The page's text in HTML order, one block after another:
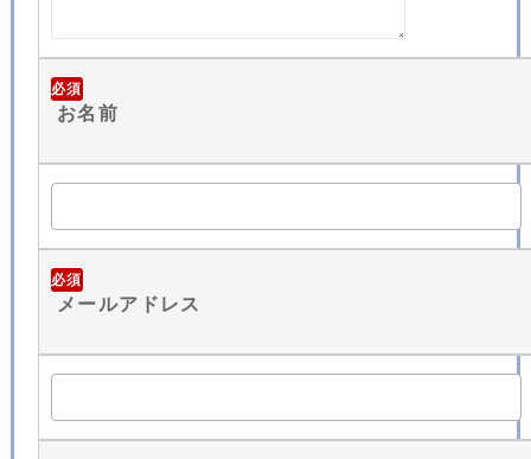
必須
お名前
必須
メールアドレス